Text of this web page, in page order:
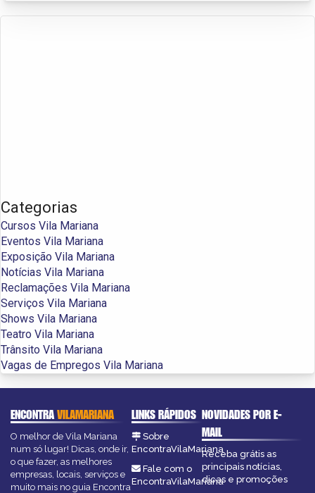
Categorias
Cursos Vila Mariana
Eventos Vila Mariana
Exposição Vila Mariana
Notícias Vila Mariana
Reclamações Vila Mariana
Serviços Vila Mariana
Shows Vila Mariana
Teatro Vila Mariana
Trânsito Vila Mariana
Vagas de Empregos Vila Mariana
ENCONTRAVILAMARIANA
O melhor de Vila Mariana
num só lugar! Dicas, onde ir,
o que fazer, as melhores
empresas, locais, serviços e
muito mais no guia Encontra
LINKS RÁPIDOS
Sobre
EncontraVilaMariana
Fale com o
EncontraVilaMariana
NOVIDADES POR E-
MAIL
Receba grátis as
principais notícias,
dicas e promoções